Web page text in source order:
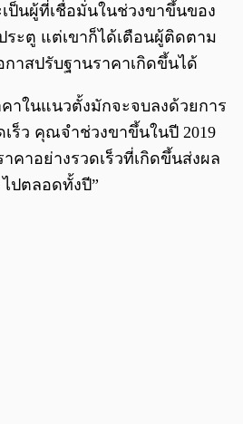
เป็นผู้ที่เชื่อมั่นในช่วงขาขึ้นของ
ระตู แต่เขาก็ได้เตือนผู้ติดตาม
กาสปรับฐานราคาเกิดขึ้นได้
าในแนวตั้งมักจะจบลงด้วยการ
ร็ว คุณจำช่วงขาขึ้นในปี 2019
คาอย่างรวดเร็วที่เกิดขึ้นส่งผล
ไปตลอดทั้งปี”